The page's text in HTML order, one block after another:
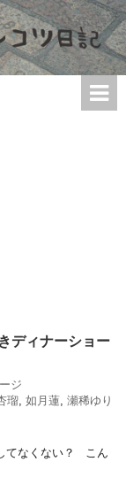
ディナーショー
ジ
瑠, 如月蓮, 瀬稀ゆり
てなくない？ こん